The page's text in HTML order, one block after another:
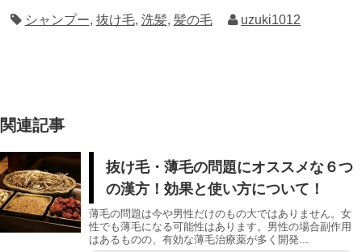
シャンプー, 抜け毛, 洗髪, 髪の毛 uzuki1012
関連記事
抜け毛・薄毛の問題にオススメな６つ
の漢方！効果と使い方について！
薄毛の問題は今や男性だけのもの大ではありません。女
性でも薄毛になる可能性はあります。男性の場合副作用
はあるものの、有効な薄毛治療薬が多く開発...